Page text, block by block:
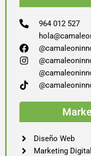
964 012 527
Diseño Web
Marketing Digital